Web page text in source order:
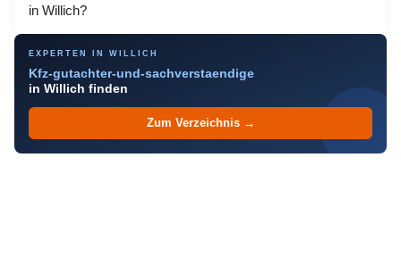
in Willich?
EXPERTEN IN WILLICH
Kfz-gutachter-und-sachverstaendige
in Willich finden
Zum Verzeichnis →